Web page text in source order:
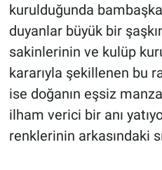
kurulduğunda bambaşka
duyanlar büyük bir
sakinlerinin ve kulüp
kararıyla şekillenen bu
ise doğanın eşsiz
ilham verici bir anı
renklerinin arkasındaki